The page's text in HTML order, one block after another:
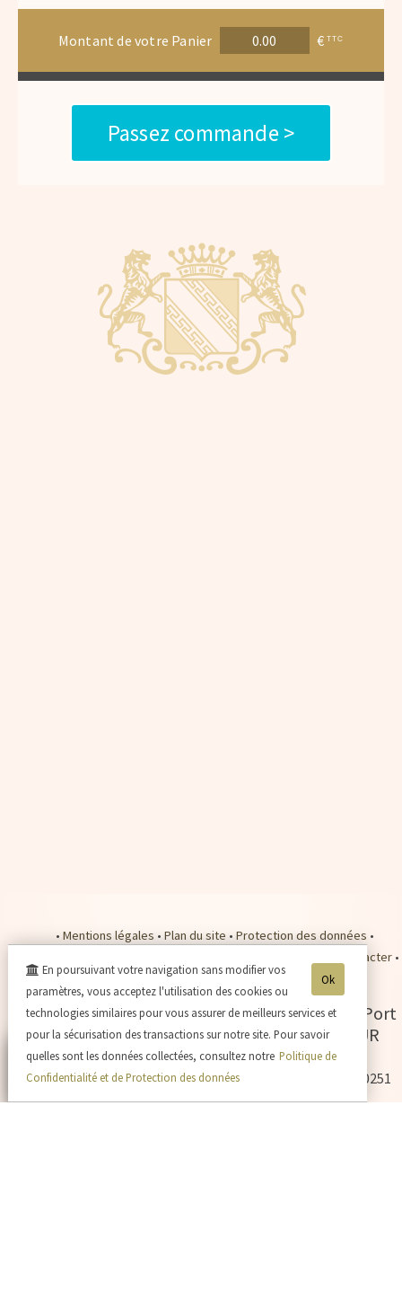
Montant de votre Panier €TTC
Passez commande >
• Mentions légales • Plan du site • Protection des données •
Nous contacter •
Nos tarifs expédition•Payer en ligne
Champagne Jacques SONNETTE-2 rue du Port
Picard Grand Porteron -02310CHARLY SUR
MARNE
Tél. 03.23.82.05.71- Tva. : FR60524940251 - RCS : 524940251
Ok
En poursuivant votre navigation sans modifier vos
paramètres, vous acceptez l'utilisation des cookies ou
technologies similaires pour vous assurer de meilleurs services et
pour la sécurisation des transactions sur notre site. Pour savoir
quelles sont les données collectées, consultez notre Politique de
Confidentialité et de Protection des données